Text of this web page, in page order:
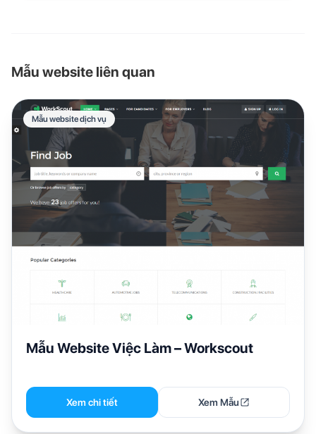
Mẫu website liên quan
Mẫu website dịch vụ
Mẫu Website Việc Làm – Workscout
Xem chi tiết Xem Mẫu